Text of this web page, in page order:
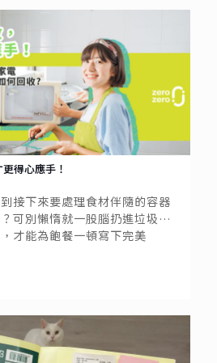
種甜蜜。
得心應手！
接下來要處理食材伴隨的容器
可別懶惰就一股腦扔進垃圾
才能為飽餐一頓寫下完美